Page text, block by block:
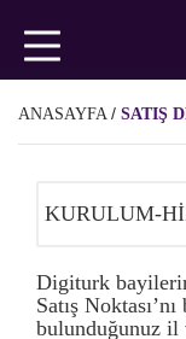
içeriğe
geç
TEKNİK
ANASAYFA / SATIŞ
Digiturk
Satış
bulunduğunuz